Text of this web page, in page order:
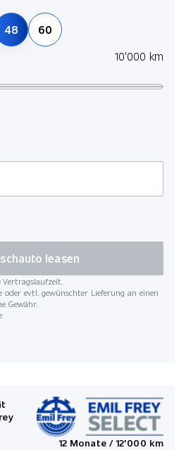
48
60
10'000 km
Vertragslaufzeit.
oder evtl. gewünschter Lieferung an einen
Gewähr.
leasen
12 Monate / 12'000 km